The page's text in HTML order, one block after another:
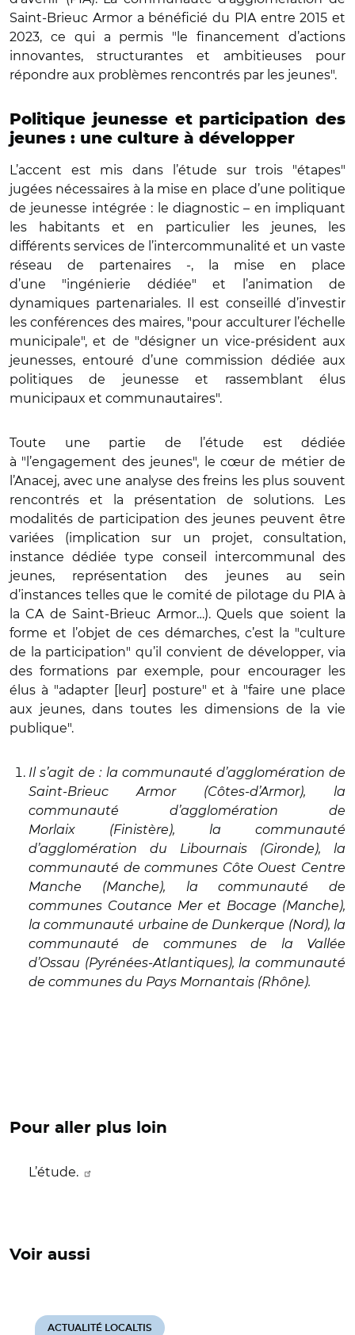
Saint-Brieuc Armor a bénéficié du PIA entre 2015 et
2023, ce qui a permis "le financement d’actions
innovantes, structurantes et ambitieuses pour
répondre aux problèmes rencontrés par les jeunes".
Politique jeunesse et participation des
jeunes : une culture à développer
L’accent est mis dans l’étude sur trois "étapes"
jugées nécessaires à la mise en place d’une politique
de jeunesse intégrée : le diagnostic – en impliquant
les habitants et en particulier les jeunes, les
différents services de l’intercommunalité et un vaste
réseau de partenaires -, la mise en place
d’une "ingénierie dédiée" et l’animation de
dynamiques partenariales. Il est conseillé d’investir
les conférences des maires, "pour acculturer l’échelle
municipale", et de "désigner un vice-président aux
jeunesses, entouré d’une commission dédiée aux
politiques de jeunesse et rassemblant élus
municipaux et communautaires".
Toute une partie de l’étude est dédiée
à "l’engagement des jeunes", le cœur de métier de
l’Anacej, avec une analyse des freins les plus souvent
rencontrés et la présentation de solutions. Les
modalités de participation des jeunes peuvent être
variées (implication sur un projet, consultation,
instance dédiée type conseil intercommunal des
jeunes, représentation des jeunes au sein
d’instances telles que le comité de pilotage du PIA à
la CA de Saint-Brieuc Armor…). Quels que soient la
forme et l’objet de ces démarches, c’est la "culture
de la participation" qu’il convient de développer, via
des formations par exemple, pour encourager les
élus à "adapter [leur] posture" et à "faire une place
aux jeunes, dans toutes les dimensions de la vie
publique".
Il s’agit de : la communauté d’agglomération de
Saint-Brieuc Armor (Côtes-d’Armor), la
communauté d’agglomération de
Morlaix (Finistère), la communauté
d’agglomération du Libournais (Gironde), la
communauté de communes Côte Ouest Centre
Manche (Manche), la communauté de
communes Coutance Mer et Bocage (Manche),
la communauté urbaine de Dunkerque (Nord), la
communauté de communes de la Vallée
d’Ossau (Pyrénées-Atlantiques), la communauté
de communes du Pays Mornantais (Rhône).
Pour aller plus loin
L’étude.
Voir aussi
ACTUALITÉ LOCALTIS